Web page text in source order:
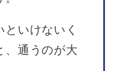
いけないく
、通うのが大